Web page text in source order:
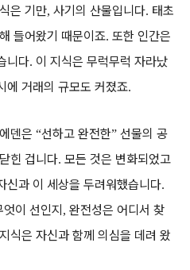
은 기만, 사기의 산물입니다. 태초
들어왔기 때문이죠. 또한 인간은
니다. 이 지식은 무럭무럭 자라났
에 거래의 규모도 커졌죠.
에덴은 “선하고 완전한” 선물의 공
힌 겁니다. 모든 것은 변화되었고
신과 이 세상을 두려워했습니다.
이 선인지 , 완전성은 어디서 찾
지식은 자신과 함께 의심을 데려 왔